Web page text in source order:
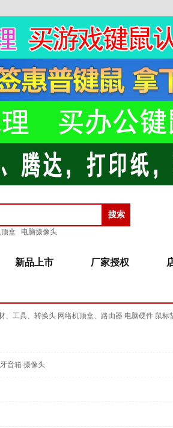
盒 电脑摄像头
新品上市 厂家授权
、工具、转换头 网络机顶盒、路由器 电脑硬件 鼠标
音箱 摄像头